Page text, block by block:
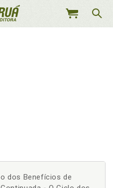
MEU
dos Benefícios de